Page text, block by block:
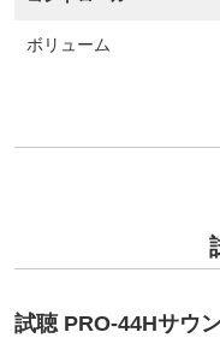
ボリューム
試聴 PRO-44Hサウ